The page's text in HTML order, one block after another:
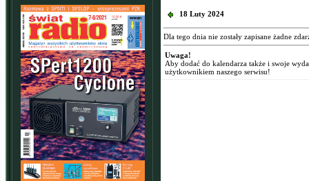
18 Luty 2024
Dla tego dnia nie zostały zapisane żadne
Uwaga!
Aby dodać do kalendarza także i swoje
użytkownikiem naszego serwisu!